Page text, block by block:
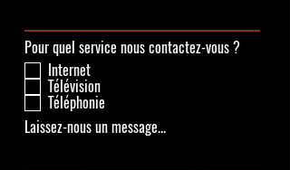
Pour quel service nous contactez-vous ?
Internet
Télévision
Téléphonie
Laissez-nous un message...